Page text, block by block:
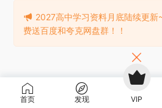
首页 发现 VIP
2027高中学习资料月底陆续更
费送百度和夸克网盘群！！